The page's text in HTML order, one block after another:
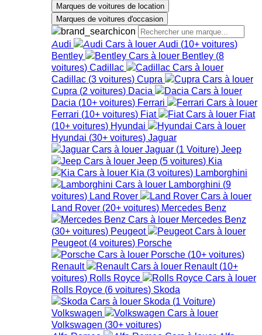
Marques de voitures de location
Marques de voitures d'occasion
Audi Audi (10+ voitures)
Bentley
Bentley (8
voitures) Cadillac
Cadillac (3 voitures) Cupra
Cupra (2 voitures) Dacia
Dacia (10+ voitures) Ferrari
Ferrari (10+ voitures) Fiat
Fiat
(10+ voitures) Hyundai
Hyundai (30+ voitures) Jaguar
Jaguar (1 Voiture) Jeep
Jeep (5 voitures) Kia
Kia (3 voitures) Lamborghini
Lamborghini (9
voitures) Land Rover
Land Rover (20+ voitures) Mercedes Benz
Mercedes Benz
(30+ voitures) Peugeot
Peugeot (4 voitures) Porsche
Porsche (10+ voitures)
Renault
Renault (10+
voitures) Rolls Royce
Rolls Royce (6 voitures) Skoda
Skoda (1 Voiture)
Volkswagen
Volkswagen (30+ voitures)